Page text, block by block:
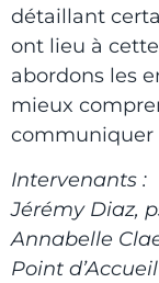
détaillant
ont lieu à
abordons les
mieux
communiquer
Intervenants :
Jérémy Diaz,
Annabelle
Point